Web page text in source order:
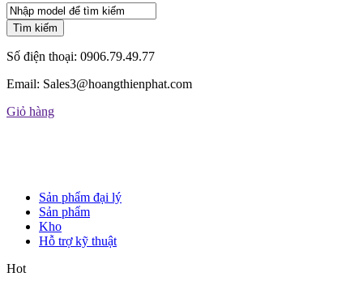
Tìm kiếm
Số điện thoại: 0906.79.49.77
Email: Sales3@hoangthienphat.com
Giỏ hàng
Sản phẩm đại lý
Sản phẩm
Kho
Hỗ trợ kỹ thuật
Hot